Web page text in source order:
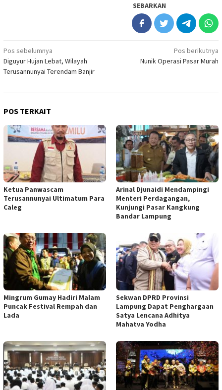
SEBARKAN
Navigasi
pos
Pos sebelumnya
Diguyur Hujan Lebat, Wilayah
Terusannunyai Terendam Banjir
Pos berikutnya
Nunik Operasi Pasar Murah
POS TERKAIT
Ketua Panwascam
Terusannunyai Ultimatum Para
Caleg
Arinal Djunaidi Mendampingi
Menteri Perdagangan,
Kunjungi Pasar Kangkung
Bandar Lampung
Mingrum Gumay Hadiri Malam
Puncak Festival Rempah dan
Lada
Sekwan DPRD Provinsi
Lampung Dapat Penghargaan
Satya Lencana Adhitya
Mahatva Yodha